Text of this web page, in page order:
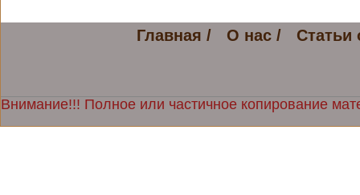
Главная / О нас / Статьи
Внимание!!! Полное или частичное копирование